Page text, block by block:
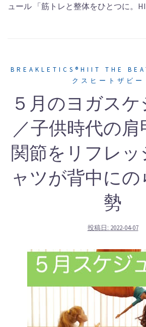
ュール 「筋トレと整体をひとつに。
BREAKLETICS®HIIT THE
クスヒートザビー
５月のヨガスケ
／子供時代の肩
関節をリフレッ
ャツが背中に
勢
投稿日: 2022-04-07